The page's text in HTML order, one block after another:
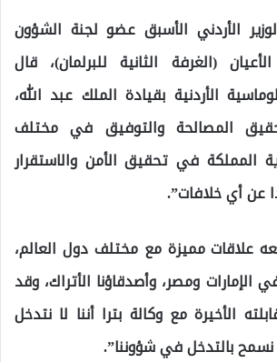
الأردني الأسبق عضو لجنة الشؤون
(الغرفة الثانية للبرلمان)، قال
الأردنية بقيادة الملك عبد الله،
المصالحة والتوفيق في مختلف
المملكة في تحقيق الأمن والاستقرار
عن أي خلافات”.
علاقات مميزة مع مختلف دول العالم،
الإمارات ومصر، وأصدقاؤنا الأتراك، وقد
الأخيرة مع وكالة بترا أننا لا نتدخل
نسمح بالتدخل في شؤوننا”.